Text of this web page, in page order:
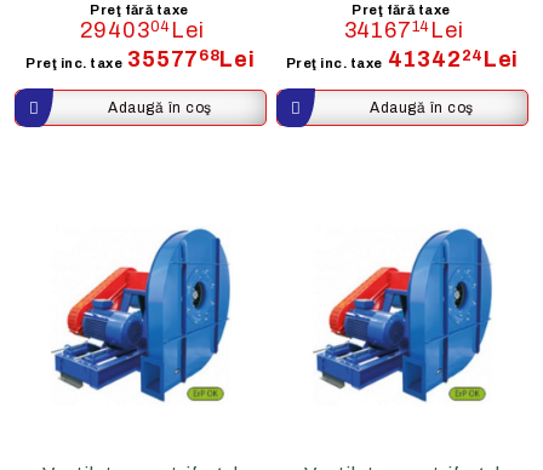
Preţ fără taxe
2940304 Lei
Preţ inc. taxe 35577 68 Lei
Preţ fără taxe
3416714 Lei
Preţ inc. taxe 41342 24 Lei